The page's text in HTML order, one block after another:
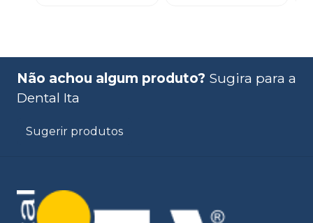
Não achou algum produto? Sugira para a
Dental Ita
Sugerir produtos